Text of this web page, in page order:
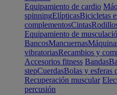
Equipamiento de cardio
spinningElípticasBicicletas
complementosCintas
Equipamiento de
BancosMancuernas
vibratoriasRecambios y
Accesorios fitness Bandas
stepCuerdasBolas y esferas
Recuperación muscular
percusión